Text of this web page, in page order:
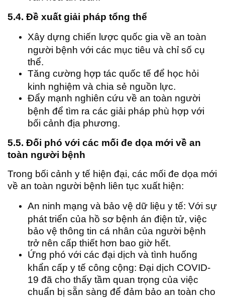
5.4. Đề xuất giải pháp tổng thể
Xây dựng chiến lược quốc gia về an toàn
người bệnh với các mục tiêu và chỉ số cụ
thể.
Tăng cường hợp tác quốc tế để học hỏi
kinh nghiệm và chia sẻ nguồn lực.
Đẩy mạnh nghiên cứu về an toàn người
bệnh để tìm ra các giải pháp phù hợp với
bối cảnh địa phương.
5.5. Đối phó với các mối đe dọa mới về an
toàn người bệnh
Trong bối cảnh y tế hiện đại, các mối đe dọa mới
về an toàn người bệnh liên tục xuất hiện:
An ninh mạng và bảo vệ dữ liệu y tế: Với sự
phát triển của hồ sơ bệnh án điện tử, việc
bảo vệ thông tin cá nhân của người bệnh
trở nên cấp thiết hơn bao giờ hết.
Ứng phó với các đại dịch và tình huống
khẩn cấp y tế công cộng: Đại dịch COVID-
19 đã cho thấy tầm quan trọng của việc
chuẩn bị sẵn sàng để đảm bảo an toàn cho